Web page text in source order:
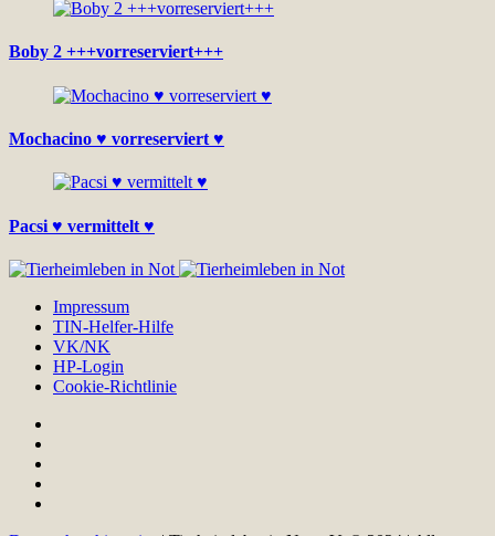
Boby 2 +++vorreserviert+++
Mochacino ♥ vorreserviert ♥
Pacsi ♥ vermittelt ♥
Impressum
TIN-Helfer-Hilfe
VK/NK
HP-Login
Cookie-Richtlinie